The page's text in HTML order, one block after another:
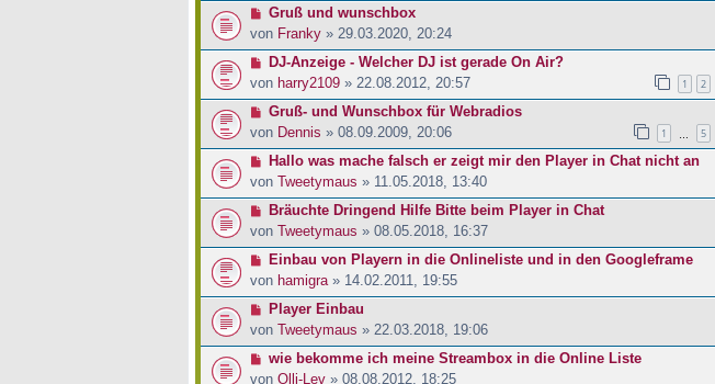
Gruß und wunschbox
von Franky » 29.03.2020, 20:24
DJ-Anzeige - Welcher DJ ist gerade On Air?
von harry2109 » 22.08.2012, 20:57 1 2
Gruß- und Wunschbox für Webradios
von Dennis » 08.09.2009, 20:06 1 5
Hallo was mache falsch er zeigt mir den Player in Chat nicht an
von Tweetymaus » 11.05.2018, 13:40
Bräuchte Dringend Hilfe Bitte beim Player in Chat
von Tweetymaus » 08.05.2018, 16:37
Einbau von Playern in die Onlineliste und in den Googleframe
von hamigra » 14.02.2011, 19:55
Player Einbau
von Tweetymaus » 22.03.2018, 19:06
wie bekomme ich meine Streambox in die Online Liste
von Olli-Lev » 08.08.2012, 18:25